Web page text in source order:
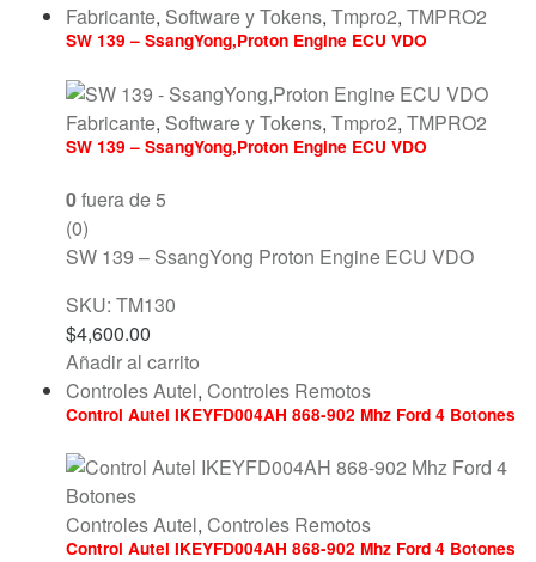
Fabricante, Software y Tokens, Tmpro2, TMPRO2
SW 139 – SsangYong,Proton Engine ECU VDO
Fabricante, Software y Tokens, Tmpro2, TMPRO2
SW 139 – SsangYong,Proton Engine ECU VDO
0fuera de 5
(0)
SW 139 – SsangYong Proton Engine ECU VDO
SKU: TM130
$4,600.00
Añadir al carrito
Controles Autel, Controles Remotos
Control Autel IKEYFD004AH 868-902 Mhz Ford 4 Botones
Controles Autel, Controles Remotos
Control Autel IKEYFD004AH 868-902 Mhz Ford 4 Botones